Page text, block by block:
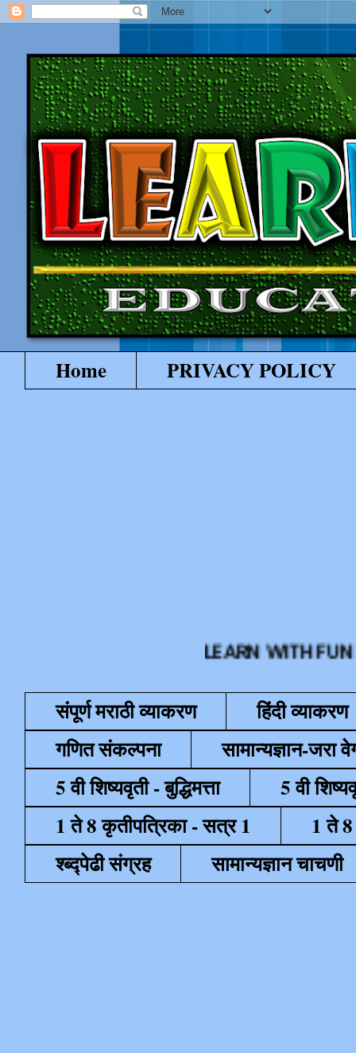
Home PRIVACY POLICY
LEARN WITH FUN या
संपूर्ण मराठी व्याकरण
हिंदी व्याकरण
गणित संकल्पना
सामान्यज्ञान-जरा
5 वी शिष्यवृती - बुद्धिमत्ता
5 वी
1 ते 8 कृतीपत्रिका - सत्र 1
1 ते
श्ब्द्पेढी संग्रह
सामान्यज्ञान चाचणी